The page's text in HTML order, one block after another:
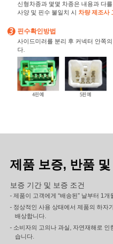
신형차종과 몇몇 차종은 내용과 다
사양 및 핀수 불일치 시 차량 제조사
핀수확인방법
사이드미러를 분리 후 커넥터 안쪽
다.
제품 보증, 반품 및
보증 기간 및 보증 조건
- 제품이 고객에게 “배송된” 날부터 1
- 정상적인 사용 상태에서 제품의 하자
배상합니다.
- 소비자의 고의나 과실, 자연재해로
습니다.